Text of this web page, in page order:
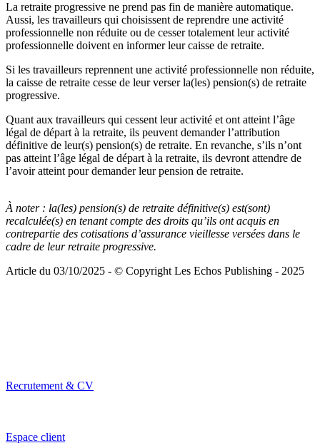
La retraite progressive ne prend pas fin de manière automatique.
Aussi, les travailleurs qui choisissent de reprendre une activité
professionnelle non réduite ou de cesser totalement leur activité
professionnelle doivent en informer leur caisse de retraite.
Si les travailleurs reprennent une activité professionnelle non réduite,
la caisse de retraite cesse de leur verser la(les) pension(s) de retraite
progressive.
Quant aux travailleurs qui cessent leur activité et ont atteint l’âge
légal de départ à la retraite, ils peuvent demander l’attribution
définitive de leur(s) pension(s) de retraite. En revanche, s’ils n’ont
pas atteint l’âge légal de départ à la retraite, ils devront attendre de
l’avoir atteint pour demander leur pension de retraite.
À noter : la(les) pension(s) de retraite définitive(s) est(sont)
recalculée(s) en tenant compte des droits qu’ils ont acquis en
contrepartie des cotisations d’assurance vieillesse versées dans le
cadre de leur retraite progressive.
Article du 03/10/2025 - © Copyright Les Echos Publishing - 2025
Recrutement & CV
Espace client